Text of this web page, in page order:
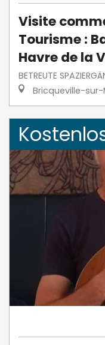
Visite
Tourisme :
Havre de la
BETREUTE
Bricqueville-sur-